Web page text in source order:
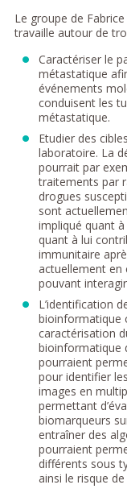
Le groupe de
travaille autour de
Caractériser le
métastatique
événements
conduisent les
métastatique.
Etudier des
laboratoire. La
pourrait par
traitements par
drogues
sont
impliqué quant
quant à lui
immunitaire
actuellement en
pouvant
L’identification
bioinformatique
caractérisation
bioinformatique
pourraient
pour identifier
images en
permettant
biomarqueurs
entraîner des
pourraient
différents sous
ainsi le risque